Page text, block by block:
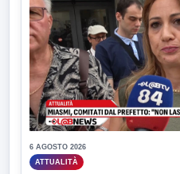
6 AGOSTO 2026
ATTUALITÀ